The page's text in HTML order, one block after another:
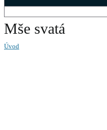
Mše svatá
Úvod